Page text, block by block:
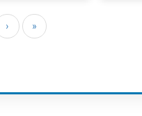
› »